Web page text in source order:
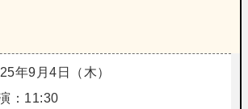
年9月4日（木）
：11:30